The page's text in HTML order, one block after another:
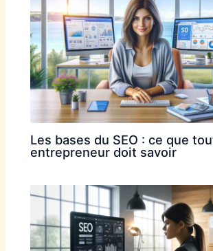
Les bases du SEO : ce que
entrepreneur doit savoir